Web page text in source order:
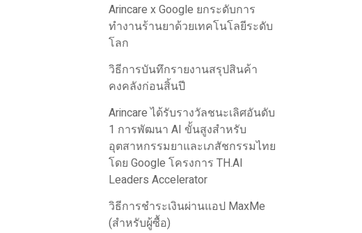
Arincare x Google ยกระดับการ
ทำงานร้านยาด้วยเทคโนโลยีระดับ
โลก
วิธีการบันทึกรายงานสรุปสินค้า
คงคลังก่อนสิ้นปี
Arincare ได้รับรางวัลชนะเลิศอันดับ
1 การพัฒนา AI ขั้นสูงสำหรับ
อุตสาหกรรมยาและเภสัชกรรมไทย
โดย Google โครงการ TH.AI
Leaders Accelerator
วิธีการชำระเงินผ่านแอป MaxMe
(สำหรับผู้ซื้อ)